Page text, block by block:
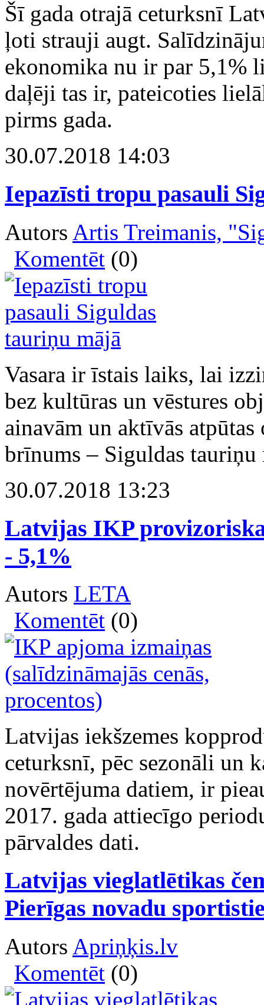
Šī gada otrajā ceturksnī
ļoti strauji augt.
ekonomika nu ir par 5,1%
daļēji tas ir, pateicoties
pirms gada.
30.07.2018 14:03
Iepazīsti tropu pasauli
Autors Artis Treimanis,
Komentēt (0)
Vasara ir īstais laiks, lai
bez kultūras un vēstures
ainavām un aktīvās
brīnums – Siguldas tauriņu
30.07.2018 13:23
Latvijas IKP
- 5,1%
Autors LETA
Komentēt (0)
Latvijas iekšzemes
ceturksnī, pēc sezonāli un
novērtējuma datiem, ir
2017. gada attiecīgo
pārvaldes dati.
Latvijas vieglatlētikas
Pierīgas novadu
Autors Apriņķis.lv
Komentēt (0)